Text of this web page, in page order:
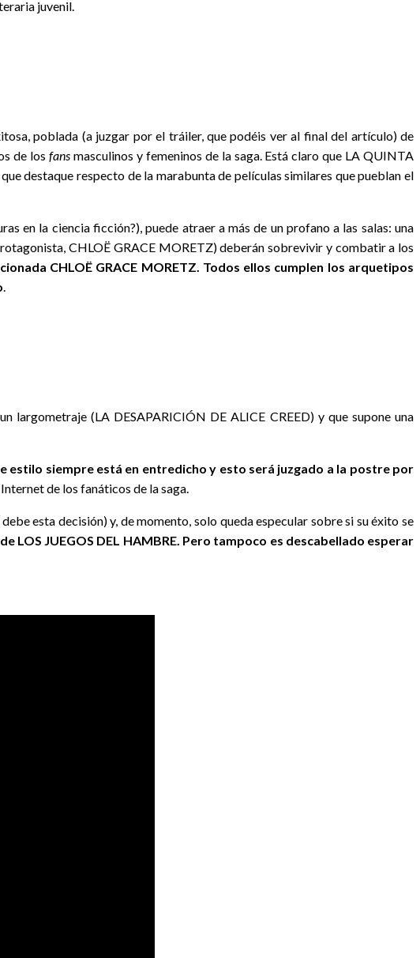
juvenil.
poblada (a juzgar por el tráiler, que podéis ver al final del artículo) de
de losfans masculinos y femeninos de la saga. Está claro que LA QUINTA
destaque respecto de la marabunta de películas similares que pueblan el
en la ciencia ficción?), puede atraer a más de un profano a las salas: una
CHLOË GRACE MORETZ) deberán sobrevivir y combatir a los
CHLOË GRACE MORETZ. Todos ellos cumplen los arquetipos
.
(LA DESAPARICIÓN DE ALICE CREED) y que supone una
estilo siempre está en entredicho y esto será juzgado a la postre por
de los fanáticos de la saga.
esta decisión) y, de momento, solo queda especular sobre si su éxito se
LOS JUEGOS DEL HAMBRE. Pero tampoco es descabellado esperar